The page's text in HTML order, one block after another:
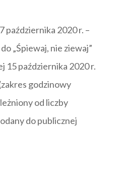
października 2020 r. –
„Śpiewaj, nie ziewaj”
15 października 2020 r.
godzinowy
od liczby
do publicznej